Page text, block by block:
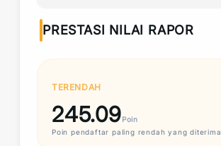
PRESTASI NILAI RAPOR
TERENDAH
245.09Poin
Poin pendaftar paling rendah yang diterima